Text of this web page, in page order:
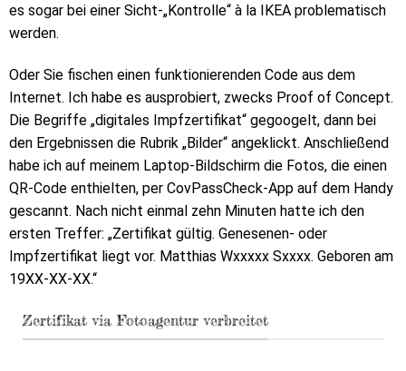
es sogar bei einer Sicht-„Kontrolle“ à la IKEA problematisch
werden.
Oder Sie fischen einen funktionierenden Code aus dem
Internet. Ich habe es ausprobiert, zwecks Proof of Concept.
Die Begriffe „digitales Impfzertifikat“ gegoogelt, dann bei
den Ergebnissen die Rubrik „Bilder“ angeklickt. Anschließend
habe ich auf meinem Laptop-Bildschirm die Fotos, die einen
QR-Code enthielten, per CovPassCheck-App auf dem Handy
gescannt. Nach nicht einmal zehn Minuten hatte ich den
ersten Treffer: „Zertifikat gültig. Genesenen- oder
Impfzertifikat liegt vor. Matthias Wxxxxx Sxxxx. Geboren am
19XX-XX-XX.“
Zertifikat via Fotoagentur verbreitet